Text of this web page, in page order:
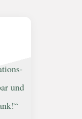
und